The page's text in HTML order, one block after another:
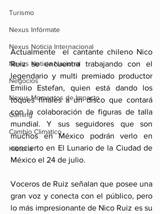
Turismo
Nexus Infórmate
Nexus Noticia Internacional
Nexus Noticia Nacional
Negocios
Nexus Momentos de Impacto
Gaming
Cambio Climatico
Historia
Actualmente  el cantante chileno Nico
Ruiz se encuentra trabajando con el
legendario y multi premiado productor
Emilio Estefan, quien está dando los
toques finales a un disco que contará
con la colaboración de figuras de talla
mundial. Y sus seguidores que son
muchos en México podrán verlo en
concierto en El Lunario de la Ciudad de
México el 24 de julio.
Voceros de Ruiz señalan que posee una
gran voz y conecta con el público, pero
lo más impresionante de Nico Ruiz es su